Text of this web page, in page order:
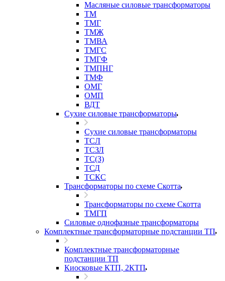
Масляные силовые трансформаторы
ТМ
ТМГ
ТМЖ
ТМВА
ТМГС
ТМГФ
ТМПНГ
ТМФ
ОМГ
ОМП
ВДТ
Сухие силовые трансформаторы
Сухие силовые трансформаторы
ТСЛ
ТСЗЛ
ТС(З)
ТСД
ТСКС
Трансформаторы по схеме Скотта
Трансформаторы по схеме Скотта
ТМГП
Силовые однофазные трансформаторы
Комплектные трансформаторные подстанции ТП
Комплектные трансформаторные
подстанции ТП
Киосковые КТП, 2КТП